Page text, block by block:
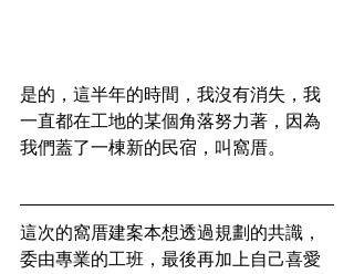
是的，這半年的時間，我沒有消失，我
一直都在工地的某個角落努力著，因為
我們蓋了一棟新的民宿，叫窩厝。
這次的窩厝建案本想透過規劃的共識，
委由專業的工班，最後再加上自己喜愛